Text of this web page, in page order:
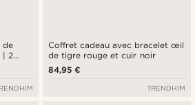
de
| 2
Coffret cadeau avec bracelet œil
de tigre rouge et cuir noir
84,95 €
TRENDHIM